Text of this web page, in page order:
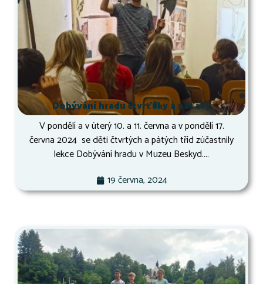
Dobývání hradu čtvrťáky a páťáky
V pondělí a v úterý 10. a 11. června a v pondělí 17.
června 2024 se děti čtvrtých a pátých tříd zúčastnily
lekce Dobývání hradu v Muzeu Beskyd....
19 června, 2024